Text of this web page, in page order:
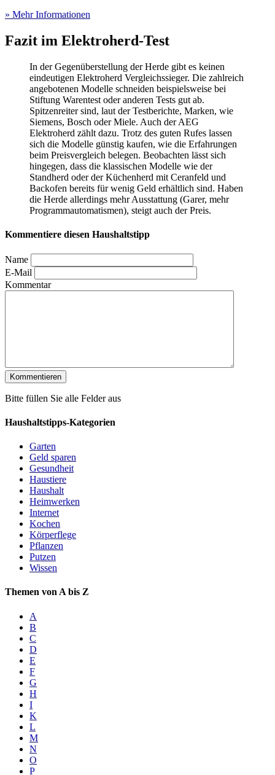
» Mehr Informationen
Fazit im Elektroherd-Test
In der Gegenüberstellung der Herde gibt es keinen
eindeutigen Elektroherd Vergleichssieger. Die zahlreich
angebotenen Modelle schneiden beispielsweise bei
Stiftung Warentest oder anderen Tests gut ab.
Spitzenreiter sind, laut derTestberichte, Marken, wie
Siemens, Bosch oder Miele. Auch der AEG
Elektroherd zählt dazu. Trotz des guten Rufes lassen
sich die Modelle günstig kaufen, wie die Erfahrungen
beim Preisvergleich belegen. Beobachten lässt sich
hingegen, dass die klassischen Modelle wie der
Standherd oder der Küchenherd mit Ceranfeld und
Backofen bereits für wenig Geld erhältlich sind. Haben
die Herde allerdings mehr Ausstattung (Garer, mehr
Programmautomatismen), steigt auch der Preis.
Kommentiere diesen Haushaltstipp
Name
E-Mail
Kommentar
Bitte füllen Sie alle Felder aus
Haushaltstipps-Kategorien
Garten
Geld sparen
Gesundheit
Haustiere
Haushalt
Heimwerken
Internet
Kochen
Körperflege
Pflanzen
Putzen
Wissen
Themen von A bis Z
A
B
C
D
E
F
G
H
I
K
L
M
N
O
P